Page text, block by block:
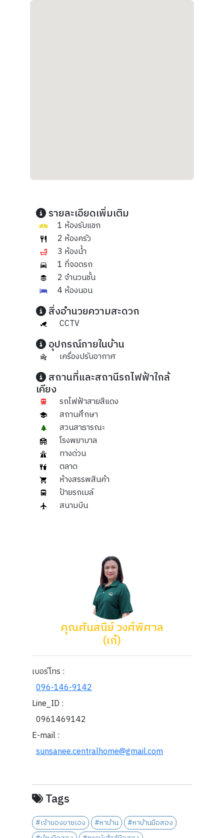
รายละเอียดเพิ่มเติม
1 ห้องรับแขก
2 ห้องครัว
3 ห้องน้ำ
1 ที่จอดรถ
2 จำนวนชั้น
4 ห้องนอน
สิ่งอำนวยความสะดวก
CCTV
อุปกรณ์ภายในบ้าน
เครื่องปรับอากาศ
สถานที่และสถานีรถไฟฟ้าใกล้
เคียง
รถไฟฟ้าสายสีแดง
สถานศึกษา
สวนสาธารณะ
โรงพยาบาล
ทางด่วน
ตลาด
ห้างสรรพสินค้า
ป้ายรถเมล์
สนามบิน
คุณศันสนีย์ วงศ์พิศาล
(เก๋)
เบอร์โทร :
096-146-9142
Line_ID :
0961469142
E-mail :
sunsanee.centralhome@gmail.com
Tags
#เจ้าของขายเอง #หาบ้าน
#หาบ้านมือสอง